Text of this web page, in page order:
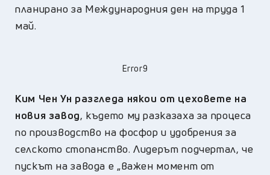
планирано за Международния ден на труда 1
май.
Error9
Ким Чен Ун разгледа някои от цеховете на
новия завод, където му разказаха за процеса
по производство на фосфор и удобрения за
селското стопанство. Лидерът подчертал, че
пускът на завода е „важен момент от